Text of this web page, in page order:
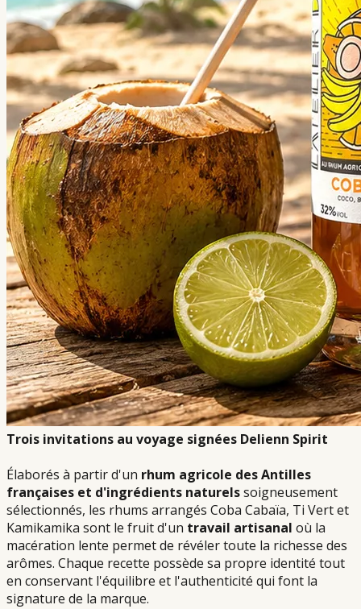
Trois invitations au voyage signées Delienn Spirit
Élaborés à partir d'un rhum agricole des Antilles
françaises et d'ingrédients naturelssoigneusement
sélectionnés, les rhums arrangés Coba Cabaïa, Ti Vert et
Kamikamika sont le fruit d'un travail artisanal où la
macération lente permet de révéler toute la richesse des
arômes. Chaque recette possède sa propre identité tout
en conservant l'équilibre et l'authenticité qui font la
signature de la marque.